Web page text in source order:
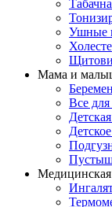
Ушные
Мама и
Все
Медицинская